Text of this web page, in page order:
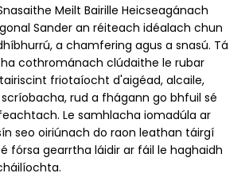
Meilt Bairille Heicseagánach
Sander an réiteach idéalach chun
a chamfering agus a snasú. Tá
cothrománach clúdaithe le rubar
friotaíocht d'aigéad, alcaile,
rud a fhágann go bhfuil sé
Le samhlacha iomadúla ar
seo oiriúnach do raon leathan táirgí
fórsa gearrtha láidir ar fáil le haghaidh